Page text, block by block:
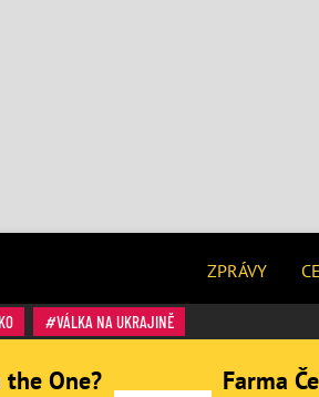
ZPRÁVY
VÁLKA NA UKRAJINĚ
the One? Farma